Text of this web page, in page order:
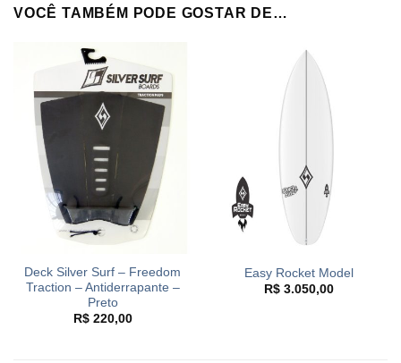
VOCÊ TAMBÉM PODE GOSTAR DE…
Deck Silver Surf – Freedom
Traction – Antiderrapante –
Preto
R$220,00
Easy Rocket Model
R$3.050,00